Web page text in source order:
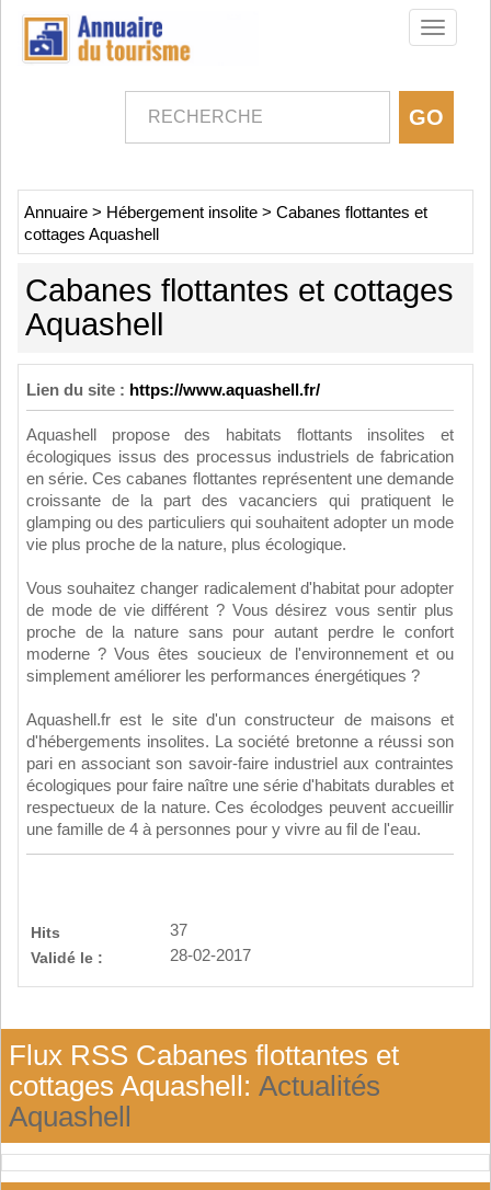
Toggle
Annuaire > Hébergement insolite > Cabanes flottantes et
cottages Aquashell
Cabanes flottantes et cottages
Aquashell
Lien du site : https://www.aquashell.fr/
Aquashell propose des habitats flottants insolites et
écologiques issus des processus industriels de fabrication
en série. Ces cabanes flottantes représentent une demande
croissante de la part des vacanciers qui pratiquent le
glamping ou des particuliers qui souhaitent adopter un mode
vie plus proche de la nature, plus écologique.
Vous souhaitez changer radicalement d'habitat pour adopter
de mode de vie différent ? Vous désirez vous sentir plus
proche de la nature sans pour autant perdre le confort
moderne ? Vous êtes soucieux de l'environnement et ou
simplement améliorer les performances énergétiques ?
Aquashell.fr est le site d'un constructeur de maisons et
d'hébergements insolites. La société bretonne a réussi son
pari en associant son savoir-faire industriel aux contraintes
écologiques pour faire naître une série d'habitats durables et
respectueux de la nature. Ces écolodges peuvent accueillir
une famille de 4 à personnes pour y vivre au fil de l'eau.
Hits
37
Validé le :
28-02-2017
Flux RSS Cabanes flottantes et
cottages Aquashell: Actualités
Aquashell